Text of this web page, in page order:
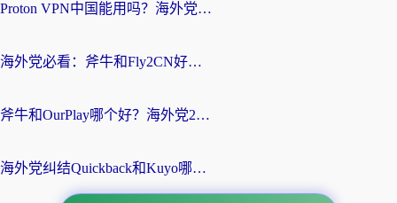
Proton VPN中国能用吗？海外党选回国加速器的避坑指南（附番茄加速器实测）
海外党必看：斧牛和Fly2CN好用吗？3招教你选对回国加速器（附免费试用攻略）
斧牛和OurPlay哪个好？海外党2026亲测：选对加速器，国内资源秒加载
海外党纠结Quickback和Kuyo哪个好？选对回国加速器才能无缝刷国内资源